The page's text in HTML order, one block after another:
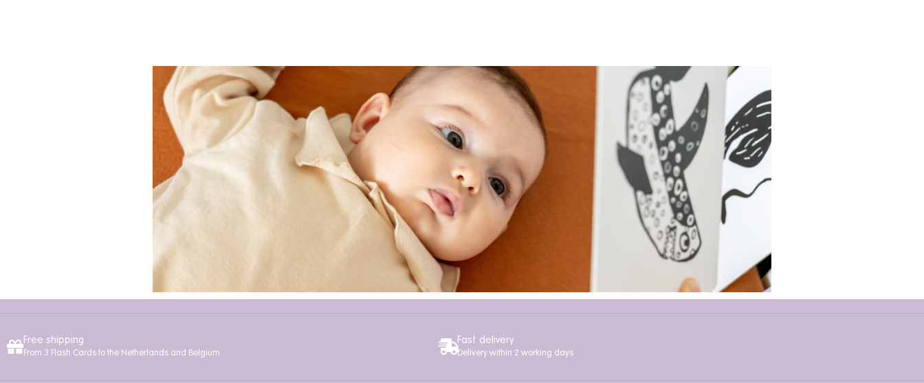
Free shipping
From 3 Flash Cards to the Netherlands and Belgium
Fast delivery
Delivery within 2 working days